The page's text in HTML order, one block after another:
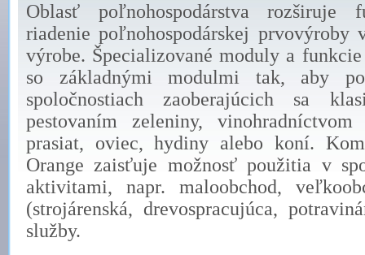
Oblasť poľnohospodárstva rozširuje
riadenie poľnohospodárskej
výrobe. Špecializované moduly a
so základnými modulmi tak, aby
spoločnostiach zaoberajúcich sa
pestovaním zeleniny,
prasiat, oviec, hydiny alebo koní.
Orange zaisťuje možnosť použitia v
aktivitami, napr. maloobchod,
(strojárenská, drevospracujúca,
služby.